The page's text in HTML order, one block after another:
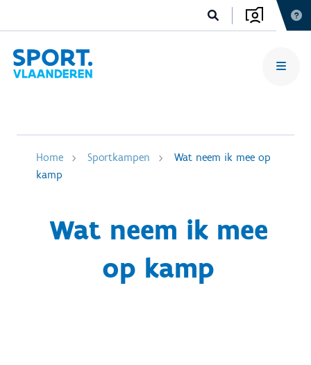
Home Sportkampen
Wat neem ik mee op
kamp
Wat neem ik mee
op kamp